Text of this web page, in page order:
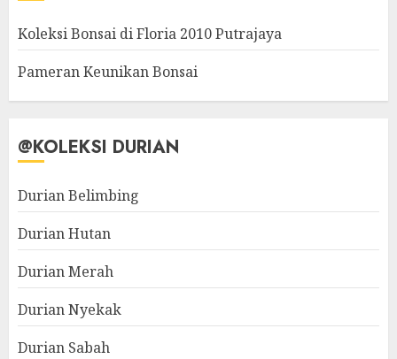
Koleksi Bonsai di Floria 2010 Putrajaya
Pameran Keunikan Bonsai
@KOLEKSI DURIAN
Durian Belimbing
Durian Hutan
Durian Merah
Durian Nyekak
Durian Sabah